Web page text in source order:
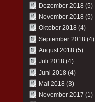
Dezember 2018 (5)
November 2018 (5)
Oktober 2018 (4)
September 2018 (4)
August 2018 (5)
Juli 2018 (4)
Juni 2018 (4)
Mai 2018 (3)
November 2017 (1)